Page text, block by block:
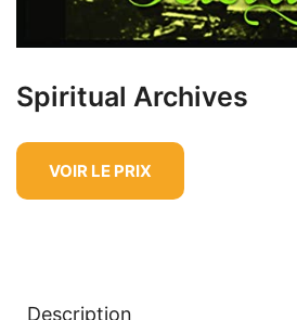
Spiritual Archives
VOIR LE PRIX
Description